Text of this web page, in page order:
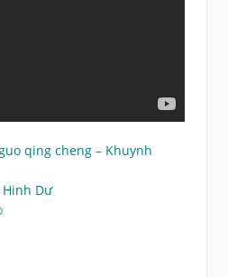
qing cheng – Khuynh
Hinh Dư